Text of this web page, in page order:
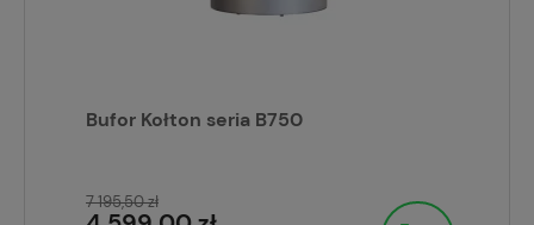
Bufor Kołton seria B750
7 195,50 zł